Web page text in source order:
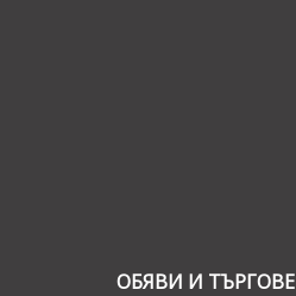
ОБЯВИ И ТЪРГОВЕ